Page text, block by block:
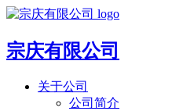
宗庆有限公司
关于公司
公司简介